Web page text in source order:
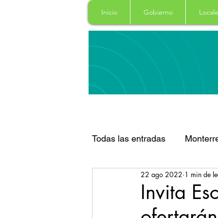
Inicio Gobierno
Todas las entradas
Santa Catarina San
Invita
22 ago 2022 1 min de